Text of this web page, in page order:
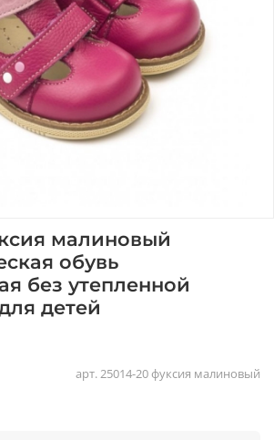
арт.25014-20 фуксия малиновый
малиновый
обувь
без утепленной
детей